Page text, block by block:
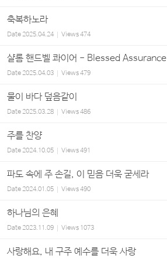
축복하노라
Date2025.04.24 Views474
샬롬 핸드벨 콰이어 - Blessed Assurance
Date2025.04.03 Views479
물이 바다 덮음같이
Date2025.03.28 Views486
주를 찬양
Date2024.10.05 Views491
파도 속에 주 손길, 이 믿음 더욱 굳세라
Date2024.01.05 Views490
하나님의 은혜
Date2023.11.09 Views 1073
사랑해요, 내 구주 예수를 더욱 사랑